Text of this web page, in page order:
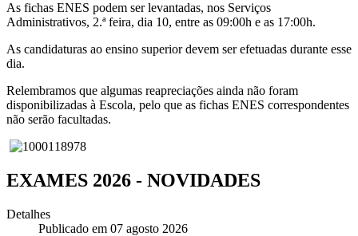
As fichas ENES podem ser levantadas, nos Serviços
Administrativos, 2.ª feira, dia 10, entre as 09:00h e as 17:00h.
As candidaturas ao ensino superior devem ser efetuadas durante esse
dia.
Relembramos que algumas reapreciações ainda não foram
disponibilizadas à Escola, pelo que as fichas ENES correspondentes
não serão facultadas.
EXAMES 2026 - NOVIDADES
Detalhes
Publicado em 07 agosto 2026